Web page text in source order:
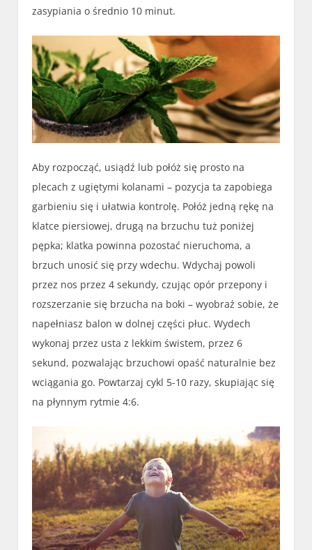
zasypiania o średnio 10 minut.
Aby rozpocząć, usiądź lub połóż się prosto na
plecach z ugiętymi kolanami – pozycja ta zapobiega
garbieniu się i ułatwia kontrolę. Połóż jedną rękę na
klatce piersiowej, drugą na brzuchu tuż poniżej
pępka; klatka powinna pozostać nieruchoma, a
brzuch unosić się przy wdechu. Wdychaj powoli
przez nos przez 4 sekundy, czując opór przepony i
rozszerzanie się brzucha na boki – wyobraź sobie, że
napełniasz balon w dolnej części płuc. Wydech
wykonaj przez usta z lekkim świstem, przez 6
sekund, pozwalając brzuchowi opaść naturalnie bez
wciągania go. Powtarzaj cykl 5-10 razy, skupiając się
na płynnym rytmie 4:6.